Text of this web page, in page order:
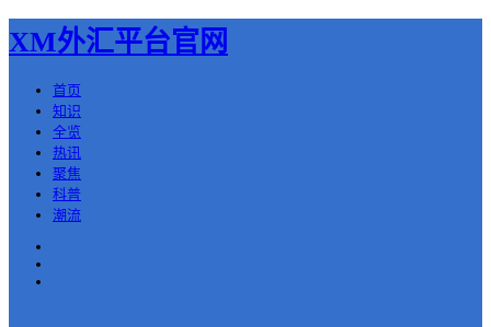
XM外汇平台官网
首页
知识
全览
热讯
聚焦
科普
潮流